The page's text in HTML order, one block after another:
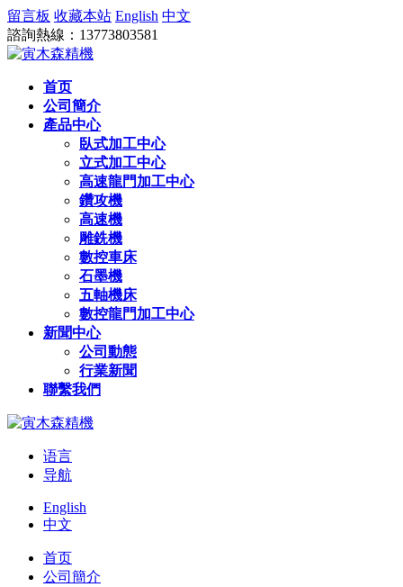
留言板 收藏本站 English 中文
諮詢熱線：13773803581
首页
公司簡介
產品中心
臥式加工中心
立式加工中心
高速龍門加工中心
鑽攻機
高速機
雕銑機
數控車床
石墨機
五軸機床
數控龍門加工中心
新聞中心
公司動態
行業新聞
聯繫我們
语言
导航
English
中文
首页
公司簡介